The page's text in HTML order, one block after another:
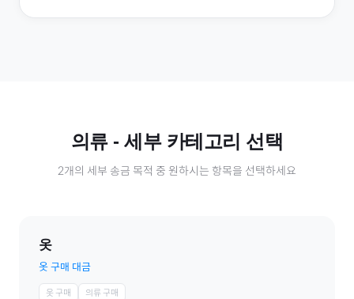
의류- 세부 카테고리 선택
2개의 세부 송금 목적 중 원하시는 항목을 선택하세요
옷
옷 구매 대금
옷 구매 의류 구매